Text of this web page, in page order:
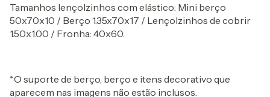
Tamanhos lençolzinhos com elástico: Mini berço
50x70x10 / Berço 1.35x70x17 / Lençolzinhos de cobrir
1.50x1.00 / Fronha: 40x60.
*O suporte de berço, berço e itens decorativo que
aparecem nas imagens não estão inclusos.